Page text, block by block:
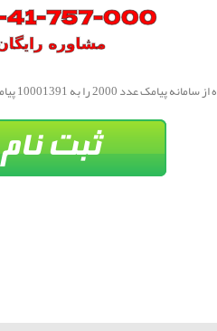
را به 10001391 پیامک کنید و یا از لینک زیر اقدام نمایید.